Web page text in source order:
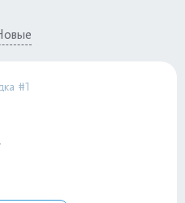
птичкой. Все загадки
вашего дошкольника с
#1